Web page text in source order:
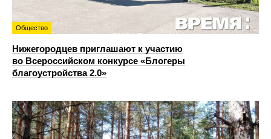
Общество
Нижегородцев приглашают к участию
во Всероссийском конкурсе «Блогеры
благоустройства 2.0»